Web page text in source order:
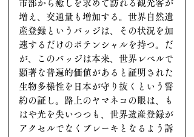
市部から癒しを求めて訪れる観光客が
増え、交通量も増加する。世界自然遺
産登録というバッジは、その状況を加
速するだけのポテンシャルを持つ。だ
が、このバッジは本来、世界レベルで
顕著な普遍的価値があると証明された
生物多様性を日本が守り抜くという誓
約の証し。路上のヤマネコの眼は、も
はや光を失いつつも、世界遺産登録が
アクセルでなくブレーキとなるよう訴